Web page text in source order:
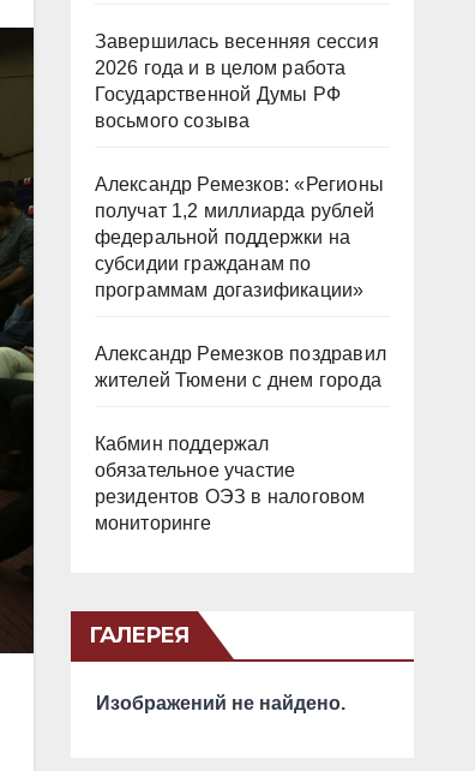
Завершилась весенняя сессия
2026 года и в целом работа
Государственной Думы РФ
восьмого созыва
Александр Ремезков: «Регионы
получат 1,2 миллиарда рублей
федеральной поддержки на
субсидии гражданам по
программам догазификации»
Александр Ремезков поздравил
жителей Тюмени с днем города
Кабмин поддержал
обязательное участие
резидентов ОЭЗ в налоговом
мониторинге
ГАЛЕРЕЯ
Изображений не найдено.